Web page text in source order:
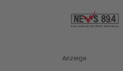
Anzeige